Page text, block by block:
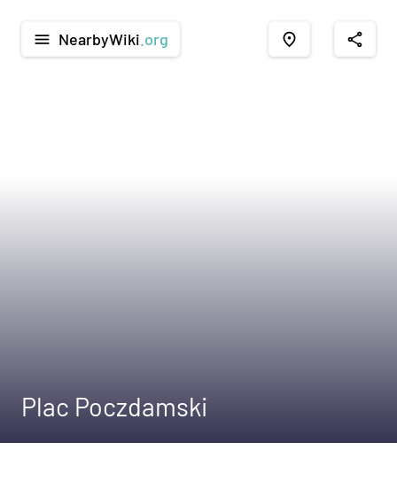
menu NearbyWiki .org place share
Plac Poczdamski